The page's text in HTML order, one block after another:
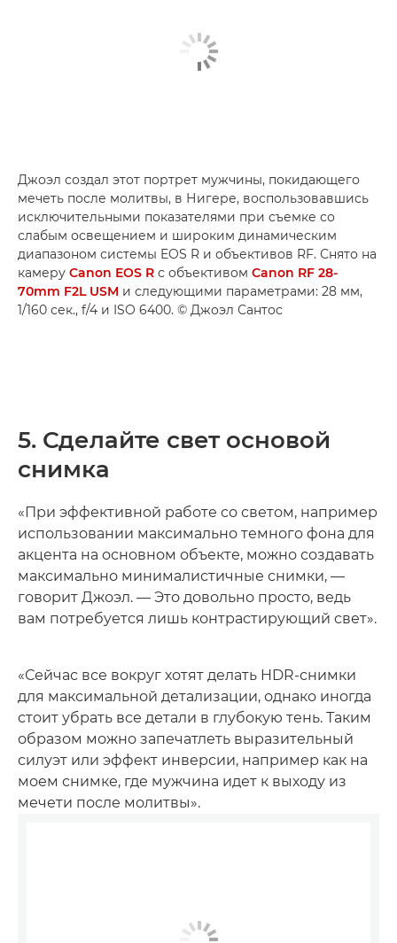
Джоэл создал этот портрет мужчины, покидающего
мечеть после молитвы, в Нигере, воспользовавшись
исключительными показателями при съемке со
слабым освещением и широким динамическим
диапазоном системы EOS R и объективов RF. Снято на
камеру Canon EOS R с объективом Canon RF 28-
70mm F2L USM и следующими параметрами: 28 мм,
1/160 сек., f/4 и ISO 6400. © Джоэл Сантос
5. Сделайте свет основой
снимка
«При эффективной работе со светом, например
использовании максимально темного фона для
акцента на основном объекте, можно создавать
максимально минималистичные снимки, —
говорит Джоэл. — Это довольно просто, ведь
вам потребуется лишь контрастирующий свет».
«Сейчас все вокруг хотят делать HDR-снимки
для максимальной детализации, однако иногда
стоит убрать все детали в глубокую тень. Таким
образом можно запечатлеть выразительный
силуэт или эффект инверсии, например как на
моем снимке, где мужчина идет к выходу из
мечети после молитвы».